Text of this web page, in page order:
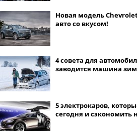
Новая модель
авто со вкусом!
4 совета для
заводится машина
5 электрокаров,
сегодня и сэкономить